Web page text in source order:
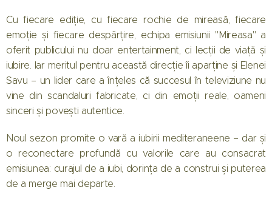
Cu fiecare ediție, cu fiecare rochie de mireasă, fiecare
emoție și fiecare despărțire, echipa emisiunii "Mireasa" a
oferit publicului nu doar entertainment, ci lecții de viață și
iubire. Iar meritul pentru această direcție îi aparține și Elenei
Savu – un lider care a înțeles că succesul în televiziune nu
vine din scandaluri fabricate, ci din emoții reale, oameni
sinceri și povești autentice.
Noul sezon promite o vară a iubirii mediteraneene – dar și
o reconectare profundă cu valorile care au consacrat
emisiunea: curajul de a iubi, dorința de a construi și puterea
de a merge mai departe.